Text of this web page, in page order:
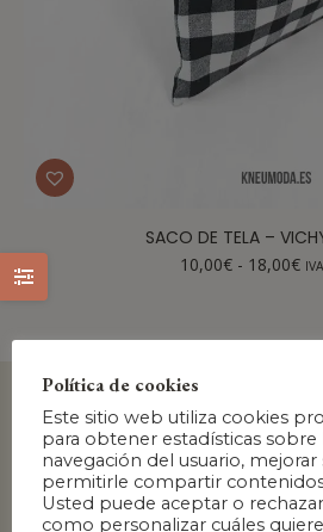
SACO DE TELA –
10,00€ - 18,00€
Política de cookies
Este sitio web utiliza cookies
para obtener estadísticas
navegación del usuario, mejorar
permitirle compartir contenidos
Usted puede aceptar o
como personalizar cuáles